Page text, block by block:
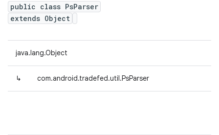
public class PsParser
extends Object
java.lang.Object
↳ com.android.tradefed.util.PsParser